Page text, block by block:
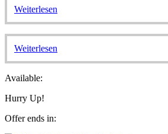
Weiterlesen
Weiterlesen
Available:
Hurry Up!
Offer ends in: